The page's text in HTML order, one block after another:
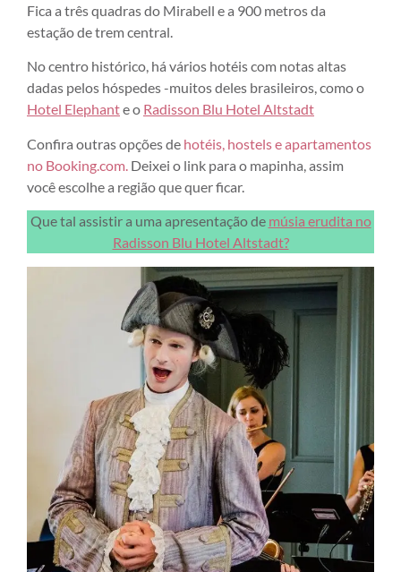
Fica a três quadras do Mirabell e a 900 metros da
estação de trem central.
No centro histórico, há vários hotéis com notas altas
dadas pelos hóspedes -muitos deles brasileiros, como o
Hotel Elephante o Radisson Blu Hotel Altstadt
Confira outras opções de hotéis, hostels e apartamentos
no Booking.com. Deixei o link para o mapinha, assim
você escolhe a região que quer ficar.
Que tal assistir a uma apresentação de músia erudita no
Radisson Blu Hotel Altstadt?